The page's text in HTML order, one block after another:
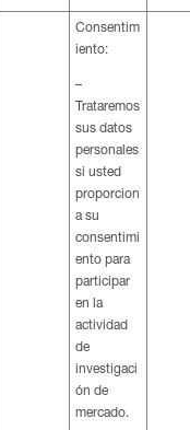
Consentim
iento:
–
Trataremos
sus datos
personales
si usted
proporcion
a su
consentimi
ento para
participar
en la
actividad
de
investigaci
ón de
mercado.